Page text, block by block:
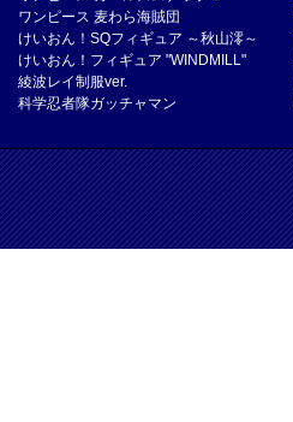
ワンピース 麦わら海賊団
けいおん！SQフィギュア ～秋山澪～
けいおん！フィギュア "WINDMILL"
綾波レイ制服ver.
科学忍者隊ガッチャマン